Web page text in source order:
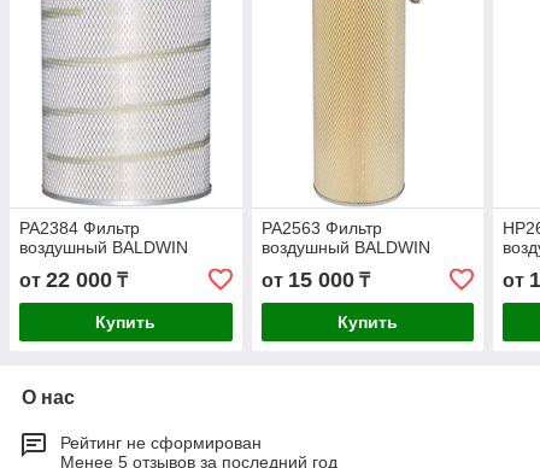
PA2384 Фильтр
воздушный BALDWIN
от 22 000 ₸
Купить
PA2563 Фильтр
воздушный BALDWIN
от 15 000₸
Купить
от
О нас
Рейтинг не сформирован
Менее 5 отзывов за последний год